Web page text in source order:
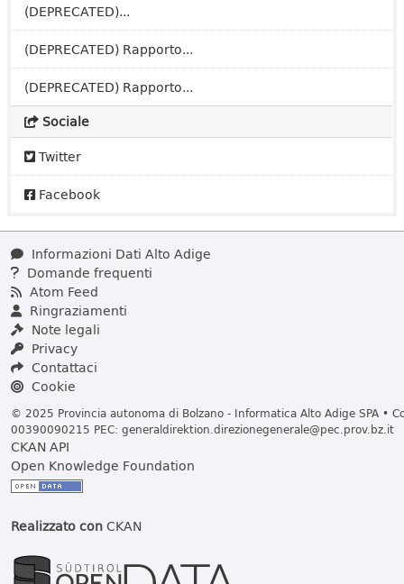
(DEPRECATED)...
(DEPRECATED) Rapporto...
(DEPRECATED) Rapporto...
Sociale
Twitter
Facebook
Informazioni Dati Alto Adige
Domande frequenti
Atom Feed
Ringraziamenti
Note legali
Privacy
Contattaci
Cookie
© 2025 Provincia autonoma di Bolzano - Informatica Alto Adige SPA •
00390090215 PEC: generaldirektion.direzionegenerale@pec.prov.bz.it
CKAN API
Open Knowledge Foundation
Realizzato conCKAN